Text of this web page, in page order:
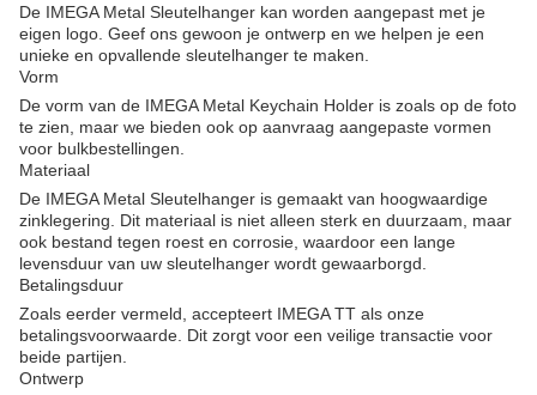
De IMEGA Metal Sleutelhanger kan worden aangepast met je
eigen logo. Geef ons gewoon je ontwerp en we helpen je een
unieke en opvallende sleutelhanger te maken.
Vorm
De vorm van de IMEGA Metal Keychain Holder is zoals op de foto
te zien, maar we bieden ook op aanvraag aangepaste vormen
voor bulkbestellingen.
Materiaal
De IMEGA Metal Sleutelhanger is gemaakt van hoogwaardige
zinklegering. Dit materiaal is niet alleen sterk en duurzaam, maar
ook bestand tegen roest en corrosie, waardoor een lange
levensduur van uw sleutelhanger wordt gewaarborgd.
Betalingsduur
Zoals eerder vermeld, accepteert IMEGA TT als onze
betalingsvoorwaarde. Dit zorgt voor een veilige transactie voor
beide partijen.
Ontwerp